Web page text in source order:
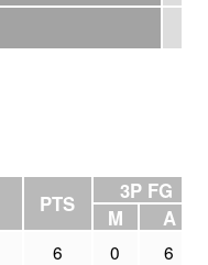
PTS
3P FG
M
A
6 0
6